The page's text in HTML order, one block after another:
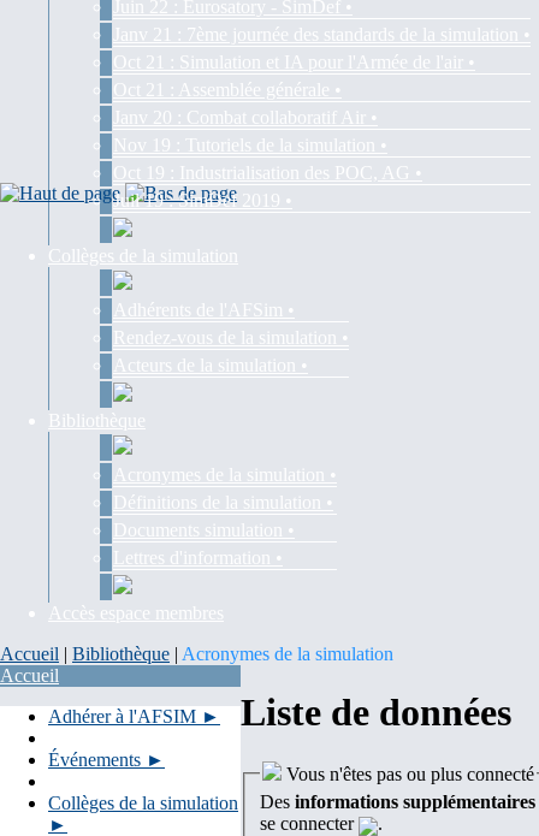
Juin 22 : Eurosatory - SimDef •
Janv 21 : 7ème journée des standards de la simulation •
Oct 21 : Simulation et IA pour l'Armée de l'air •
Oct 21 : Assemblée générale •
Janv 20 : Combat collaboratif Air •
Nov 19 : Tutoriels de la simulation •
Oct 19 : Industrialisation des POC, AG •
Juil 19 : SimDef 2019 •
Collèges de la simulation
Adhérents de l'AFSim •
Rendez-vous de la simulation •
Acteurs de la simulation •
Bibliothèque
Acronymes de la simulation •
Définitions de la simulation •
Documents simulation •
Lettres d'information •
Accès espace membres
Accueil | Bibliothèque | Acronymes de la simulation
Accueil
Adhérer à l'AFSIM ►
Événements ►
Collèges de la simulation
►
Liste de données
Vous n'êtes pas ou plus connecté
Des informations supplémentaires
se connecter
.